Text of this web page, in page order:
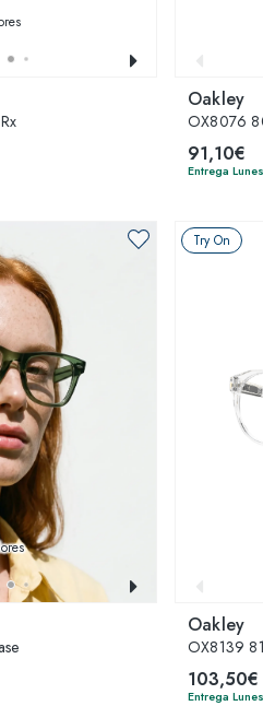
Oakley
OX8076
91,10€
Entrega
Try On
Oakley
OX8139
103,50€
Entrega